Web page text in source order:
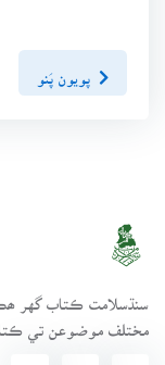
پويون پَنو
مختلف موضوعن تي